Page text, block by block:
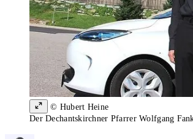
© Hubert Heine
Der Dechantskirchner Pfarrer Wolfgang